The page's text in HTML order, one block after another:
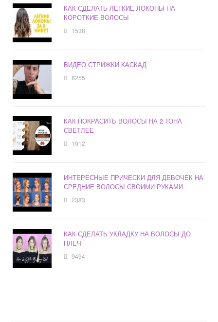
КАК СДЕЛАТЬ ЛЕГКИЕ ЛОКОНЫ НА
КОРОТКИЕ ВОЛОСЫ
1538
ВИДЕО СТРИЖКИ КАСКАД
8255
КАК ПОКРАСИТЬ ВОЛОСЫ НА 2 ТОНА
СВЕТЛЕЕ
1912
ИНТЕРЕСНЫЕ ПРИЧЕСКИ ДЛЯ ДЕВОЧЕК НА
СРЕДНИЕ ВОЛОСЫ СВОИМИ РУКАМИ
2383
КАК СДЕЛАТЬ УКЛАДКУ НА ВОЛОСЫ ДО
ПЛЕЧ
9494